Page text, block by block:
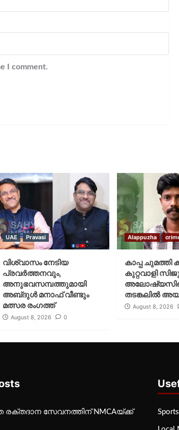
I comment.
UAE Pravasi
വിശ്വാസം നേടിയ
പ്രവർത്തനവും,
അനുഭവസമ്പത്തുമായി
അബ്‌ദുൾ മനാഫ് വീണ്ടും
മത്സര രംഗത്ത്
August 8, 2026 0
Alappuzha
കാപ്പ ചുമത്തി
കുറ്റവാളി
തടങ്കലിൽ
August 8, 2026
രക്തദാന സേവനത്തിന് NMCAയ്ക്ക്
Sports